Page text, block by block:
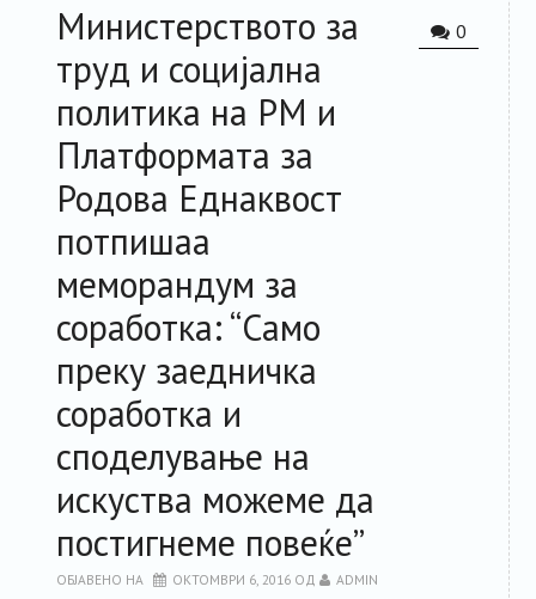
0
Министерството за
труд и социјална
политика на РМ и
Платформата за
Родова Еднаквост
потпишаа
меморандум за
соработка: “Само
преку заедничка
соработка и
споделување на
искуства можеме да
постигнеме повеќе”
ОБЈАВЕНО НА ОКТОМВРИ 6, 2016 ОД ADMIN